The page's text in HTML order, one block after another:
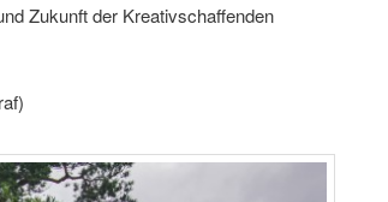
Zukunft der Kreativschaffenden